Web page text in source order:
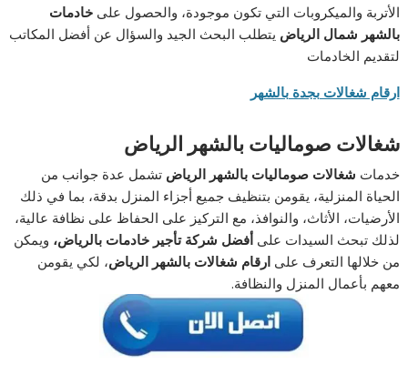
الأتربة والميكروبات التي تكون موجودة، والحصول علىخادمات
بالشهر شمال الرياض يتطلب البحث الجيد والسؤال عن أفضل المكاتب
لتقديم الخادمات
ارقام شغالات بجدة بالشهر
شغالات صوماليات بالشهر الرياض
خدمات شغالات صوماليات بالشهر الرياض تشمل عدة جوانب من
الحياة المنزلية، يقومن بتنظيف جميع أجزاء المنزل بدقة، بما في ذلك
الأرضيات، الأثاث، والنوافذ، مع التركيز على الحفاظ على نظافة عالية،
لذلك تبحث السيدات علىأفضل شركة تأجير خادمات بالرياض، ويمكن
من خلالها التعرف علىارقام شغالات بالشهر الرياض، لكي يقومن
معهم بأعمال المنزل والنظافة.